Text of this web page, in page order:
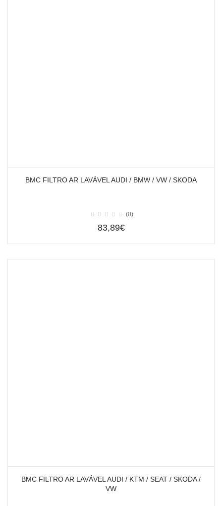
BMC FILTRO AR LAVÁVEL AUDI / BMW / VW / SKODA
(0)
83,89€
BMC FILTRO AR LAVÁVEL AUDI / KTM / SEAT / SKODA /
VW